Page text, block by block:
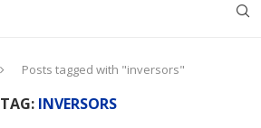
Posts tagged with "inversors"
TAG: INVERSORS